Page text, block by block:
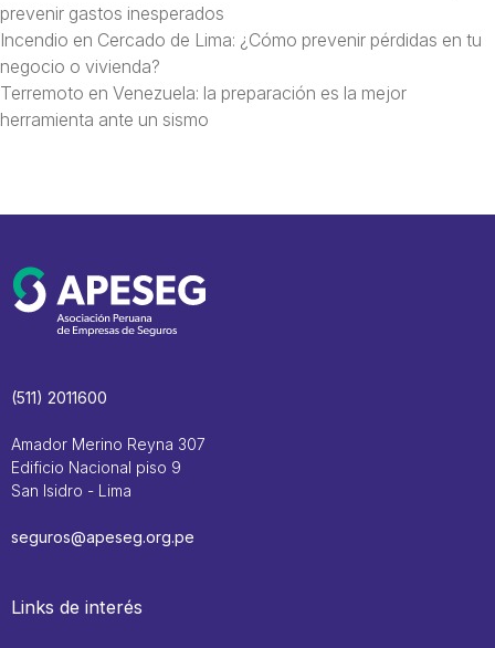
prevenir gastos inesperados
Incendio en Cercado de Lima: ¿Cómo prevenir pérdidas en tu
negocio o vivienda?
Terremoto en Venezuela: la preparación es la mejor
herramienta ante un sismo
(511) 2011600
Amador Merino Reyna 307
Edificio Nacional piso 9
San Isidro - Lima
seguros@apeseg.org.pe
Links de interés